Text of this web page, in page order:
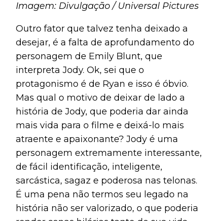
Imagem: Divulgação / Universal Pictures
Outro fator que talvez tenha deixado a
desejar, é a falta de aprofundamento do
personagem de Emily Blunt, que
interpreta Jody. Ok, sei que o
protagonismo é de Ryan e isso é óbvio.
Mas qual o motivo de deixar de lado a
história de Jody, que poderia dar ainda
mais vida para o filme e deixá-lo mais
atraente e apaixonante? Jody é uma
personagem extremamente interessante,
de fácil identificação, inteligente,
sarcástica, sagaz e poderosa nas telonas.
É uma pena não termos seu legado na
história não ser valorizado, o que poderia